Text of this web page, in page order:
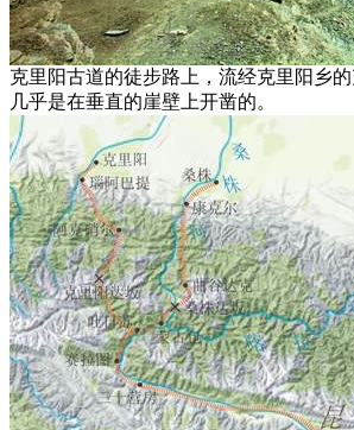
克里阳古道的徒步路上，流经克里阳乡
几乎是在垂直的崖壁上开凿的。